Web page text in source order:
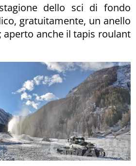
dello sci di fondo
gratuitamente, un anello
aperto anche il tapis roulant